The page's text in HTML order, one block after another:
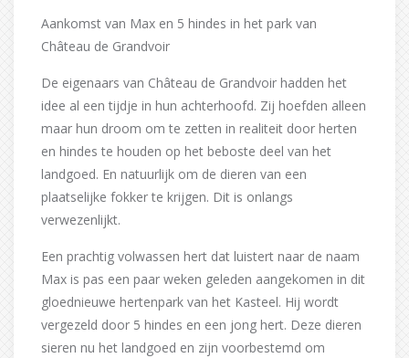
Aankomst van Max en 5 hindes in het park van
Château de Grandvoir
De eigenaars van Château de Grandvoir hadden het
idee al een tijdje in hun achterhoofd. Zij hoefden alleen
maar hun droom om te zetten in realiteit door herten
en hindes te houden op het beboste deel van het
landgoed. En natuurlijk om de dieren van een
plaatselijke fokker te krijgen. Dit is onlangs
verwezenlijkt.
Een prachtig volwassen hert dat luistert naar de naam
Max is pas een paar weken geleden aangekomen in dit
gloednieuwe hertenpark van het Kasteel. Hij wordt
vergezeld door 5 hindes en een jong hert. Deze dieren
sieren nu het landgoed en zijn voorbestemd om